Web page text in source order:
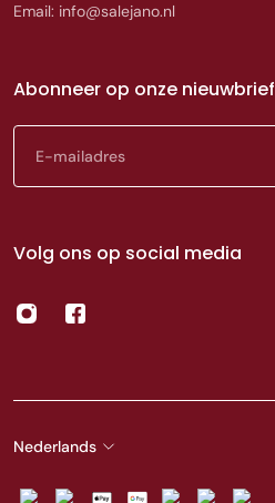
Email: info@salejano.nl
Abonneer op onze nieuwbrief
Volg ons op social media
Nederlands